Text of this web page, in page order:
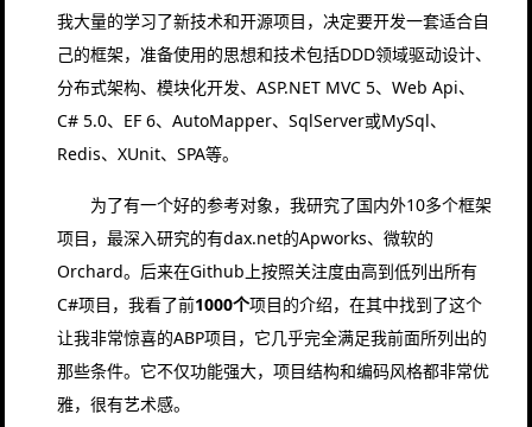
我大量的学习了新技术和开源项目，决定要开发一套适合自
己的框架，准备使用的思想和技术包括DDD领域驱动设计、
分布式架构、模块化开发、ASP.NET MVC 5、Web Api、
C# 5.0、EF 6、AutoMapper、SqlServer或MySql、
Redis、XUnit、SPA等。
为了有一个好的参考对象，我研究了国内外10多个框架
项目，最深入研究的有dax.net的Apworks、微软的
Orchard。后来在Github上按照关注度由高到低列出所有
C#项目，我看了前1000个项目的介绍，在其中找到了这个
让我非常惊喜的ABP项目，它几乎完全满足我前面所列出的
那些条件。它不仅功能强大，项目结构和编码风格都非常优
雅，很有艺术感。